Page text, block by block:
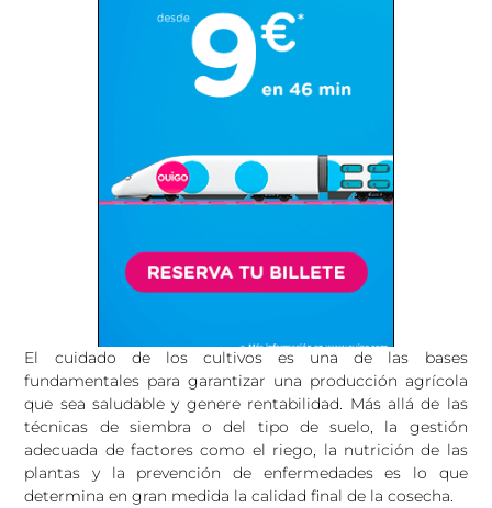
El cuidado de los cultivos es una de las bases
fundamentales para garantizar una producción agrícola
que sea saludable y genere rentabilidad. Más allá de las
técnicas de siembra o del tipo de suelo, la gestión
adecuada de factores como el riego, la nutrición de las
plantas y la prevención de enfermedades es lo que
determina en gran medida la calidad final de la cosecha.